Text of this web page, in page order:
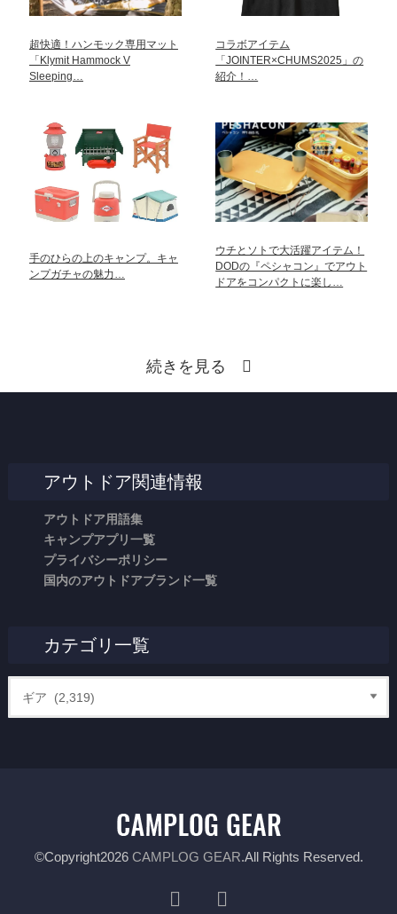
超快適！ハンモック専用マット
「Klymit Hammock V
Sleeping…
コラボアイテム
「JOINTER×CHUMS2025」の
紹介！…
手のひらの上のキャンプ。キャ
ンプガチャの魅力…
ウチとソトで大活躍アイテム！
DODの『ペシャコン』でアウト
ドアをコンパクトに楽し…
続きを見る
アウトドア関連情報
アウトドア用語集
キャンプアプリ一覧
プライバシーポリシー
国内のアウトドアブランド一覧
カテゴリ一覧
©Copyright2026 CAMPLOG GEAR.All Rights Reserved.